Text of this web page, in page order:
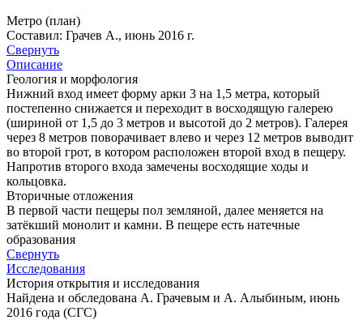
Метро (план)
Составил: Грачев А., июнь 2016 г.
Свернуть
Описание
Геология и морфология
Нижний вход имеет форму арки 3 на 1,5 метра, который
постепенно снижается и переходит в восходящую галерею
(шириной от 1,5 до 3 метров и высотой до 2 метров). Галерея
через 8 метров поворачивает влево и через 12 метров выводит
во второй грот, в котором расположен второй вход в пещеру.
Напротив второго входа замечены восходящие ходы и
кольцовка.
Вторичные отложения
В первой части пещеры пол земляной, далее меняется на
затёкший монолит и камни. В пещере есть натечные
образования
Свернуть
Исследования
История открытия и исследования
Найдена и обследована А. Грачевым и А. Алыбиным, июнь
2016 года (СГС)